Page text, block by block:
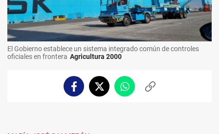
El Gobierno establece un sistema integrado común de controles
oficiales en frontera Agricultura 2000
FacebookTwitterWhatsappCopiar